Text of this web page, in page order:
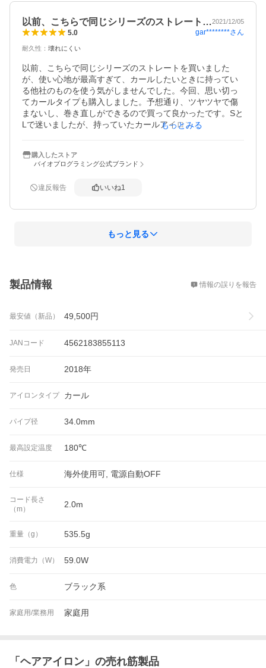
以前、こちらで同じシリーズのストレート…2021/12/05
5.0 gar********さん
耐久性 ： 壊れにくい
以前、こちらで同じシリーズのストレートを買いました
が、使い心地が最高すぎて、カールしたいときに持ってい
る他社のものを使う気がしませんでした。今回、思い切っ
てカールタイプも購入しました。予想通り、ツヤツヤで傷
まないし、巻き直しができるので買って良かったです。Sと
Lで迷いましたが、持っていたカールアイロンと大きさが近
もっとみる
購入したストア
バイオプログラミング公式ブランド
違反報告 いいね1
もっと見る
製品情報 情報の誤りを報告
最安値（新品） 49,500円
JANコード 4562183855113
発売日 2018年
アイロンタイプ カール
パイプ径 34.0mm
最高設定温度 180℃
仕様 海外使用可, 電源自動OFF
コード長さ
（m）
2.0m
重量（g） 535.5g
消費電力（W） 59.0W
色 ブラック系
家庭用/業務用 家庭用
「 ヘアアイロン 」の売れ筋製品